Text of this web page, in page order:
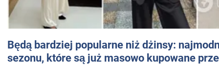
Będą bardziej popularne niż dżinsy:
sezonu, które są już masowo kupowane